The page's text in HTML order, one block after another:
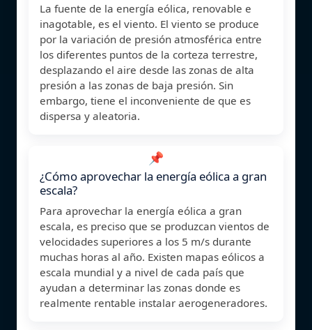
La fuente de la energía eólica, renovable e
inagotable, es el viento. El viento se produce
por la variación de presión atmosférica entre
los diferentes puntos de la corteza terrestre,
desplazando el aire desde las zonas de alta
presión a las zonas de baja presión. Sin
embargo, tiene el inconveniente de que es
dispersa y aleatoria.
📌
¿Cómo aprovechar la energía eólica a gran
escala?
Para aprovechar la energía eólica a gran
escala, es preciso que se produzcan vientos de
velocidades superiores a los 5 m/s durante
muchas horas al año. Existen mapas eólicos a
escala mundial y a nivel de cada país que
ayudan a determinar las zonas donde es
realmente rentable instalar aerogeneradores.